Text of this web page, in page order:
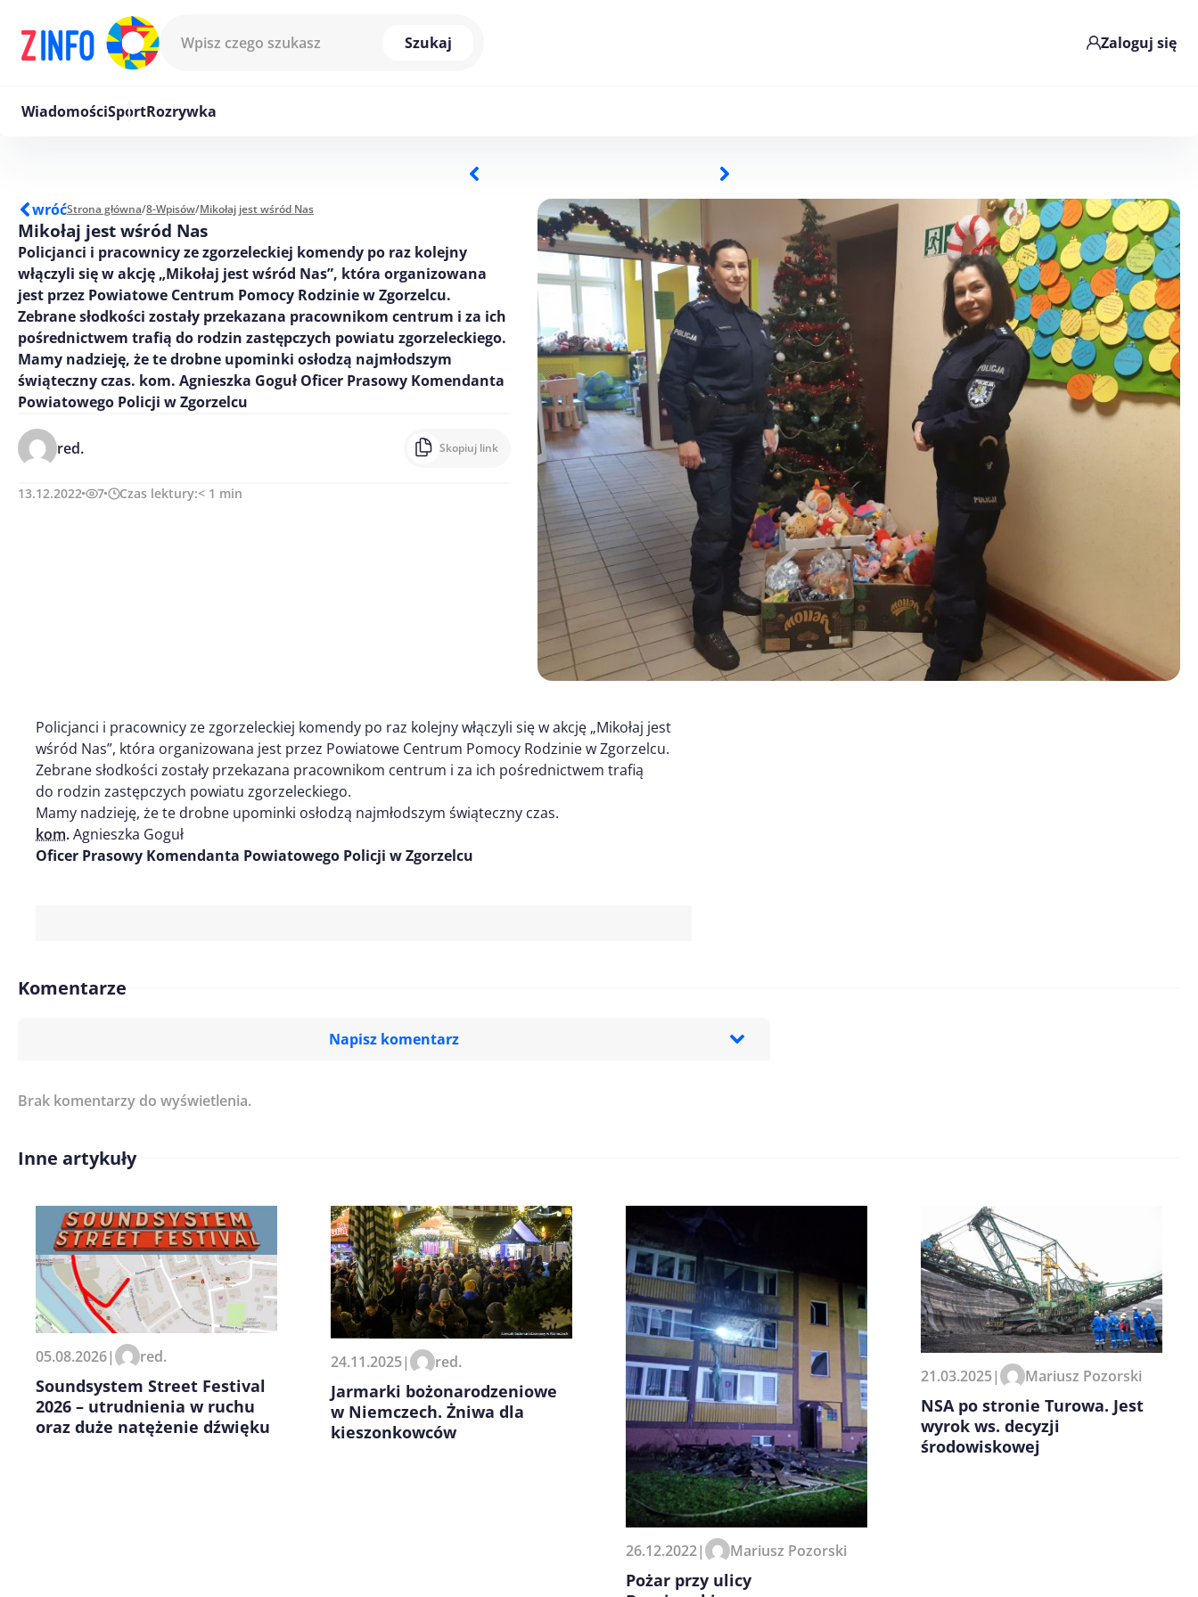
Szukaj
Zaloguj się
WiadomościSportRozrywka
wróćStrona główna/8-Wpisów/Mikołaj jest wśród Nas
Mikołaj jest wśród Nas
Policjanci i pracownicy ze zgorzeleckiej komendy po raz kolejny
włączyli się w akcję „Mikołaj jest wśród Nas”, która organizowana
jest przez Powiatowe Centrum Pomocy Rodzinie w Zgorzelcu.
Zebrane słodkości zostały przekazana pracownikom centrum i za ich
pośrednictwem trafią do rodzin zastępczych powiatu zgorzeleckiego.
Mamy nadzieję, że te drobne upominki osłodzą najmłodszym
świąteczny czas. kom. Agnieszka Goguł Oficer Prasowy Komendanta
Powiatowego Policji w Zgorzelcu
red. Skopiuj link
13.12.2022 7 Czas lektury:< 1 min
Policjanci i pracownicy ze zgorzeleckiej komendy po raz kolejny włączyli się w akcję „Mikołaj jest
wśród Nas”, która organizowana jest przez Powiatowe Centrum Pomocy Rodzinie w Zgorzelcu.
Zebrane słodkości zostały przekazana pracownikom centrum i za ich pośrednictwem trafią
do rodzin zastępczych powiatu zgorzeleckiego.
Mamy nadzieję, że te drobne upominki osłodzą najmłodszym świąteczny czas.
kom.Agnieszka Goguł
Oficer Prasowy Komendanta Powiatowego Policji w Zgorzelcu
Komentarze
Napisz komentarz
Imię/ Nick*
Zapamiętaj moje dane w tej przeglądarce podczas pisania
kolejnych komentarzy.
Brak komentarzy do wyświetlenia.
Inne artykuły
05.08.2026| red.
Soundsystem Street Festival
2026 – utrudnienia w ruchu
oraz duże natężenie dźwięku
24.11.2025| red.
Jarmarki bożonarodzeniowe
w Niemczech. Żniwa dla
kieszonkowców
26.12.2022| Mariusz Pozorski
Pożar przy ulicy
21.03.2025| Mariusz Pozorski
NSA po stronie Turowa. Jest
wyrok ws. decyzji
środowiskowej